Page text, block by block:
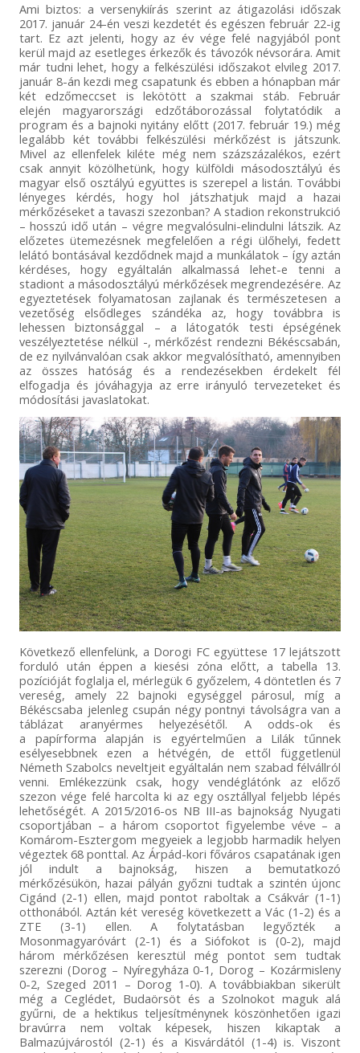
Ami biztos: a versenykiírás szerint az átigazolási időszak
2017. január 24-én veszi kezdetét és egészen február 22-ig
tart. Ez azt jelenti, hogy az év vége felé nagyjából pont
kerül majd az esetleges érkezők és távozók névsorára. Amit
már tudni lehet, hogy a felkészülési időszakot elvileg 2017.
január 8-án kezdi meg csapatunk és ebben a hónapban már
két edzőmeccset is lekötött a szakmai stáb. Február
elején magyarországi edzőtáborozással folytatódik a
program és a bajnoki nyitány előtt (2017. február 19.) még
legalább két további felkészülési mérkőzést is játszunk.
Mivel az ellenfelek kiléte még nem százszázalékos, ezért
csak annyit közölhetünk, hogy külföldi másodosztályú és
magyar első osztályú együttes is szerepel a listán. További
lényeges kérdés, hogy hol játszhatjuk majd a hazai
mérkőzéseket a tavaszi szezonban? A stadion rekonstrukció
– hosszú idő után – végre megvalósulni-elindulni látszik. Az
előzetes ütemezésnek megfelelően a régi ülőhelyi, fedett
lelátó bontásával kezdődnek majd a munkálatok – így aztán
kérdéses, hogy egyáltalán alkalmassá lehet-e tenni a
stadiont a másodosztályú mérkőzések megrendezésére. Az
egyeztetések folyamatosan zajlanak és természetesen a
vezetőség elsődleges szándéka az, hogy továbbra is
lehessen biztonsággal – a látogatók testi épségének
veszélyeztetése nélkül -, mérkőzést rendezni Békéscsabán,
de ez nyilvánvalóan csak akkor megvalósítható, amennyiben
az összes hatóság és a rendezésekben érdekelt fél
elfogadja és jóváhagyja az erre irányuló tervezeteket és
módosítási javaslatokat.
Következő ellenfelünk, a Dorogi FC együttese 17 lejátszott
forduló után éppen a kiesési zóna előtt, a tabella 13.
pozícióját foglalja el, mérlegük 6 győzelem, 4 döntetlen és 7
vereség, amely 22 bajnoki egységgel párosul, míg a
Békéscsaba jelenleg csupán négy pontnyi távolságra van a
táblázat aranyérmes helyezésétől. A odds-ok és
a papírforma alapján is egyértelműen a Lilák tűnnek
esélyesebbnek ezen a hétvégén, de ettől függetlenül
Németh Szabolcs neveltjeit egyáltalán nem szabad félvállról
venni. Emlékezzünk csak, hogy vendéglátónk az előző
szezon vége felé harcolta ki az egy osztállyal feljebb lépés
lehetőségét. A 2015/2016-os NB III-as bajnokság Nyugati
csoportjában – a három csoportot figyelembe véve – a
Komárom-Esztergom megyeiek a legjobb harmadik helyen
végeztek 68 ponttal. Az Árpád-kori főváros csapatának igen
jól indult a bajnokság, hiszen a bemutatkozó
mérkőzésükön, hazai pályán győzni tudtak a szintén újonc
Cigánd (2-1) ellen, majd pontot raboltak a Csákvár (1-1)
otthonából. Aztán két vereség következett a Vác (1-2) és a
ZTE (3-1) ellen. A folytatásban legyőzték a
Mosonmagyaróvárt (2-1) és a Siófokot is (0-2), majd
három mérkőzésen keresztül még pontot sem tudtak
szerezni (Dorog – Nyíregyháza 0-1, Dorog – Kozármisleny
0-2, Szeged 2011 – Dorog 1-0). A továbbiakban sikerült
még a Ceglédet, Budaörsöt és a Szolnokot maguk alá
gyűrni, de a hektikus teljesítménynek köszönhetően igazi
bravúrra nem voltak képesek, hiszen kikaptak a
Balmazújvárostól (2-1) és a Kisvárdától (1-4) is. Viszont